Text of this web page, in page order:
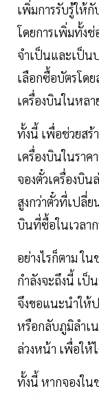
เพิ่มการรับรู้ให้
โดยการเพิ่มทั้งช่
จำเป็นและเป็น
เลือกซื้อบัตรโดย
เครื่องบินในหล
ทั้งนี้ เพื่อช่วยสร้
เครื่องบินในราค
จองตั๋วเครื่องบิ
สูงกว่าตั๋วที่เปลี่ย
บินที่ซื้อในเวลา
อย่างไรก็ตาม ใ
กำลังจะถึงนี้ เป็
จึงขอแนะนำให้
หรือกลับภูมิลำเน
ล่วงหน้า เพื่อให้
ทั้งนี้ หากจองใน